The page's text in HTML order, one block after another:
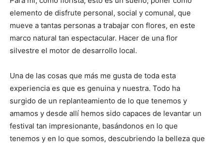
elemento de disfrute personal, social y comunal, que
mueve a tantas personas a trabajar con flores, en este
marco natural tan espectacular. Hacer de una flor
silvestre el motor de desarrollo local.
Una de las cosas que más me gusta de toda esta
experiencia es que es genuina y nuestra. Todo ha
surgido de un replanteamiento de lo que tenemos y
amamos y desde allí hemos sido capaces de levantar un
festival tan impresionante, basándonos en lo que
tenemos y en lo que somos, descubriendo la belleza que